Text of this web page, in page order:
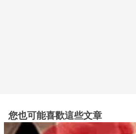
您也可能喜歡這些文章